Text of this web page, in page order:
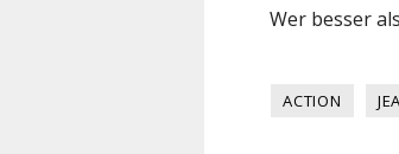
Wer besser
ACTION